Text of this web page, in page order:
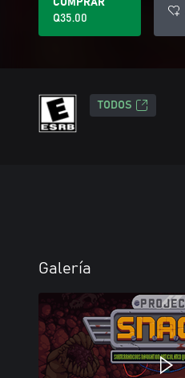
COMPRAR
Q35.00
TODOS
Galería